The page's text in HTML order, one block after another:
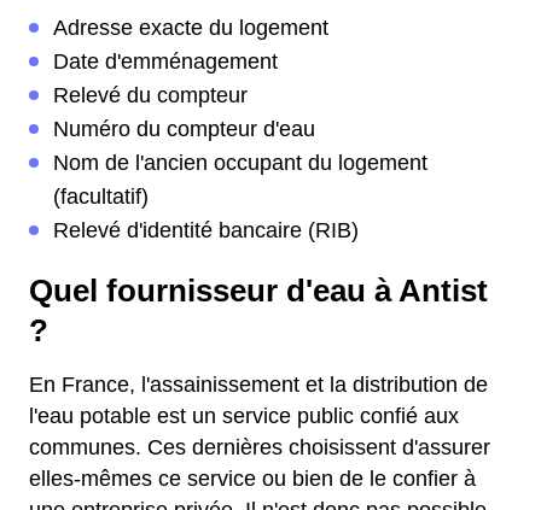
Adresse exacte du logement
Date d'emménagement
Relevé du compteur
Numéro du compteur d'eau
Nom de l'ancien occupant du logement
(facultatif)
Relevé d'identité bancaire (RIB)
Quel fournisseur d'eau à Antist
?
En France, l'assainissement et la distribution de
l'eau potable est un service public confié aux
communes. Ces dernières choisissent d'assurer
elles-mêmes ce service ou bien de le confier à